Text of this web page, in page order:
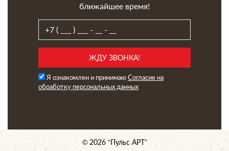
ближайшее время!
Я ознакомлен и принимаюСогласие на
обработку персональных данных
© 2026 “Пульс AРТ”